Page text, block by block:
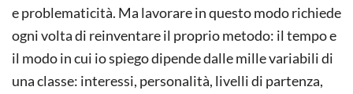
e problematicità. Ma lavorare in questo modo richiede
ogni volta di reinventare il proprio metodo: il tempo e
il modo in cui io spiego dipende dalle mille variabili di
una classe: interessi, personalità, livelli di partenza,